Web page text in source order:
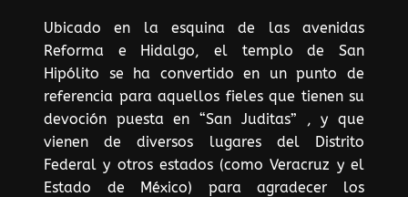
Ubicado en la esquina de las avenidas
Reforma e Hidalgo, el templo de San
Hipólito se ha convertido en un punto de
referencia para aquellos fieles que tienen su
devoción puesta en “San Juditas” , y que
vienen de diversos lugares del Distrito
Federal y otros estados (como Veracruz y el
Estado de México) para agradecer los